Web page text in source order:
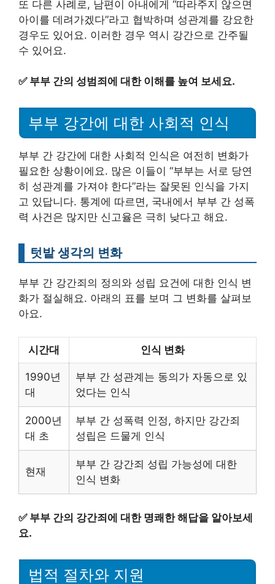
또 다른 사례로, 남편이 아내에게 “따라주지 않으면
아이를 데려가겠다”라고 협박하며 성관계를 강요한
경우도 있어요. 이러한 경우 역시 강간으로 간주될
수 있어요.
✅ 부부 간의 성범죄에 대한 이해를 높여 보세요.
부부 강간에 대한 사회적 인식
부부 간 강간에 대한 사회적 인식은 여전히 변화가
필요한 상황이에요. 많은 이들이 “부부는 서로 당연
히 성관계를 가져야 한다”라는 잘못된 인식을 가지
고 있답니다. 통계에 따르면, 국내에서 부부 간 성폭
력 사건은 많지만 신고율은 극히 낮다고 해요.
텃밭 생각의 변화
부부 간 강간죄의 정의와 성립 요건에 대한 인식 변
화가 절실해요. 아래의 표를 보며 그 변화를 살펴보
아요.
시간대 인식 변화
1990년
대
부부 간 성관계는 동의가 자동으로 있
었다는 인식
2000년
대 초
부부 간 성폭력 인정, 하지만 강간죄
성립은 드물게 인식
현재
부부 간 강간죄 성립 가능성에 대한
인식 변화
✅ 부부 간의 강간죄에 대한 명쾌한 해답을 알아보세
요.
법적 절차와 지원